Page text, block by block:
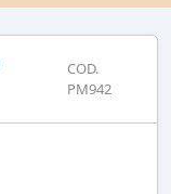
COD.
PM942